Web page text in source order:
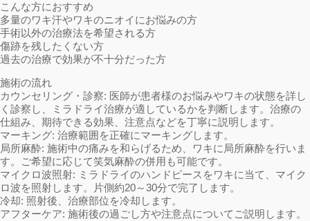
こんな方におすすめ
多量のワキ汗やワキのニオイにお悩みの方
手術以外の治療法を希望される方
傷跡を残したくない方
過去の治療で効果が不十分だった方
施術の流れ
カウンセリング・診察: 医師が患者様のお悩みやワキの状態を詳し
く診察し、ミラドライ治療が適しているかを判断します。治療の
仕組み、期待できる効果、注意点などを丁寧に説明します。
マーキング: 治療範囲を正確にマーキングします。
局所麻酔: 施術中の痛みを和らげるため、ワキに局所麻酔を行いま
す。ご希望に応じて笑気麻酔の併用も可能です。
マイクロ波照射: ミラドライのハンドピースをワキに当て、マイク
ロ波を照射します。片側約20～30分で完了します。
冷却: 照射後、治療部位を冷却します。
アフターケア: 施術後の過ごし方や注意点についてご説明します。